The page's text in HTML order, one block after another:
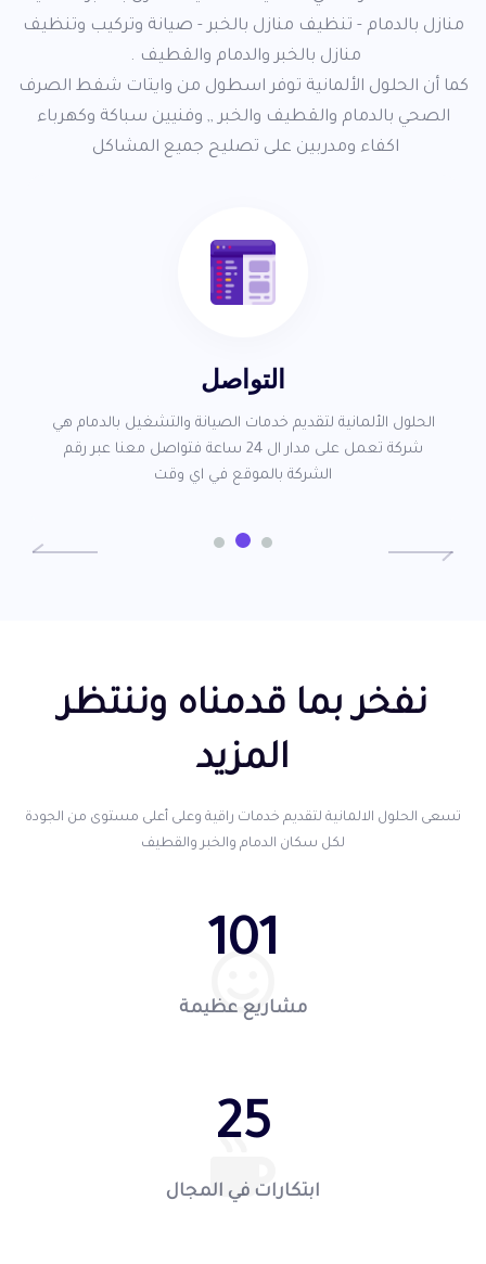
منازل بالدمام - تنظيف منازل بالخبر - صيانة وتركيب وتنظيف
منازل بالخبر والدمام والقطيف .
كما أن الحلول الألمانية توفر اسطول من وايتات شفط الصرف
الصحي بالدمام والقطيف والخبر ,, وفنيين سباكة وكهرباء
اكفاء ومدربين على تصليح جميع المشاكل
التواصل
الحلول الألمانية لتقديم خدمات الصيانة والتشغيل بالدمام هي
شركة تعمل على مدار ال 24 ساعة فتواصل معنا عبر رقم
الشركة بالموقع في اي وقت
نفخر بما قدمناه وننتظر
المزيد
تسعى الحلول الالمانية لتقديم خدمات راقية وعلى أعلى مستوى من الجودة
لكل سكان الدمام والخبر والقطيف
101
مشاريع عظيمة
25
ابتكارات في المجال